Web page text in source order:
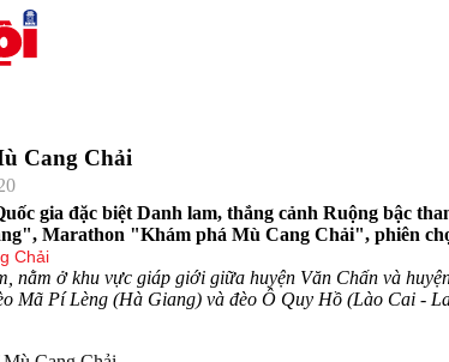
Cang Chải
gia đặc biệt Danh lam, thắng cảnh Ruộng bậc
Marathon "Khám phá Mù Cang Chải", phiên
nằm ở khu vực giáp giới giữa huyện Văn Chấn và
Mã Pí Lèng (Hà Giang) và đèo Ô Quy Hồ (Lào Cai -